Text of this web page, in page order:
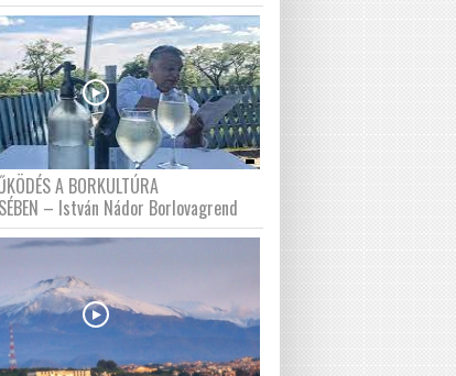
A BORKULTÚRA
– István Nádor Borlovagrend